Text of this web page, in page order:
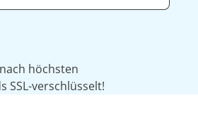
höchsten
SSL-verschlüsselt!